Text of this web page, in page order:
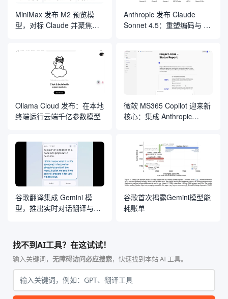
MiniMax 发布 M2 预览模
型，对标 Claude 并聚焦编
Anthropic 发布 Claude
Sonnet 4.5：重塑编码与 AI
Ollama Cloud 发布：在本地
终端运行云端千亿参数模型
微软 MS365 Copilot 迎来新
核心：集成 Anthropic
谷歌翻译集成 Gemini 模
型，推出实时对话翻译与定
谷歌首次揭露Gemini模型能
耗账单
找不到AI工具？在这试试！
输入关键词， 无障碍访问必应搜索，快速找到本站 AI 工具。